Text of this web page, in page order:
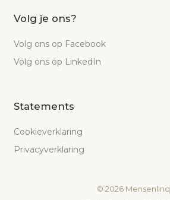
Volg je ons?
Volg ons op Facebook
Volg ons op LinkedIn
Statements
Cookieverklaring
Privacyverklaring
© 2026Mensenlinq